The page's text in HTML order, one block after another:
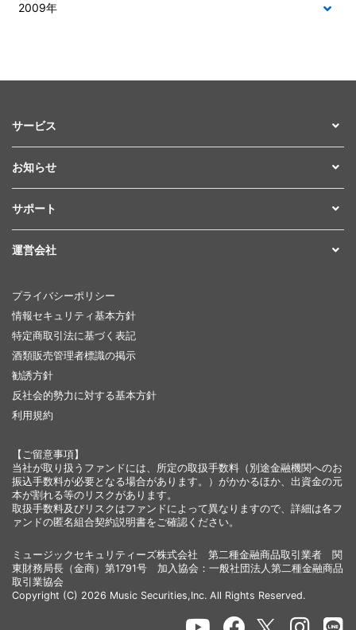
2009年
サービス
お知らせ
サポート
運営会社
プライバシーポリシー
情報セキュリティ基本方針
特定商取引法に基づく表記
酒類販売管理者標識の掲示
勧誘方針
反社会的勢力に対する基本方針
利用規約
【ご留意事項】
当社が取り扱うファンドには、所定の取扱手数料（別途金融機関へのお
振込手数料が必要となる場合があります。）がかかるほか、出資金の元
本が割れる等のリスクがあります。
取扱手数料及びリスクはファンドによって異なりますので、詳細は各フ
ァンドの匿名組合契約説明書をご確認ください。
ミュージックセキュリティーズ株式会社 第二種金融商品取引業者 関
東財務局長（金商）第1791号 加入協会：一般社団法人第二種金融商品
取引業協会
Copyright (C) 2026 Music Securities,Inc. All Rights Reserved.